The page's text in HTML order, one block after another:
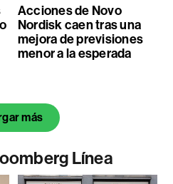
Acciones de Novo
Nordisk caen tras una
mejora de previsiones
menor a la esperada
más
Línea